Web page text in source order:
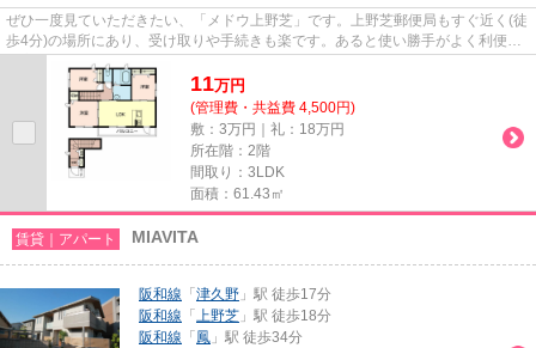
ぜひ一度見ていただきたい、「メドウ上野芝」です。上野芝郵便局もすぐ近く(徒
歩4分)の場所にあり、受け取りや手続きも楽です。あると使い勝手がよく利便性
が高いのが敷地内ごみ置き場...
11万円
(管理費・共益費 4,500円)
敷：3万円｜礼：18万円
所在階：2階
間取り：3LDK
面積：61.43㎡
賃貸｜アパート MIAVITA
阪和線 「 津久野 」駅 徒歩17分
阪和線 「 上野芝 」駅 徒歩18分
阪和線 「 鳳 」駅 徒歩34分